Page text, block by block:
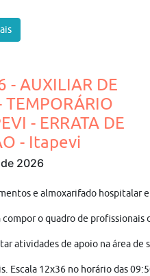
- AUXILIAR DE
TEMPORÁRIO
- ERRATA DE
- Itapevi
2026
e almoxarifado hospitalar
o quadro de
atividades de apoio na área
Escala 12x36 no horário das